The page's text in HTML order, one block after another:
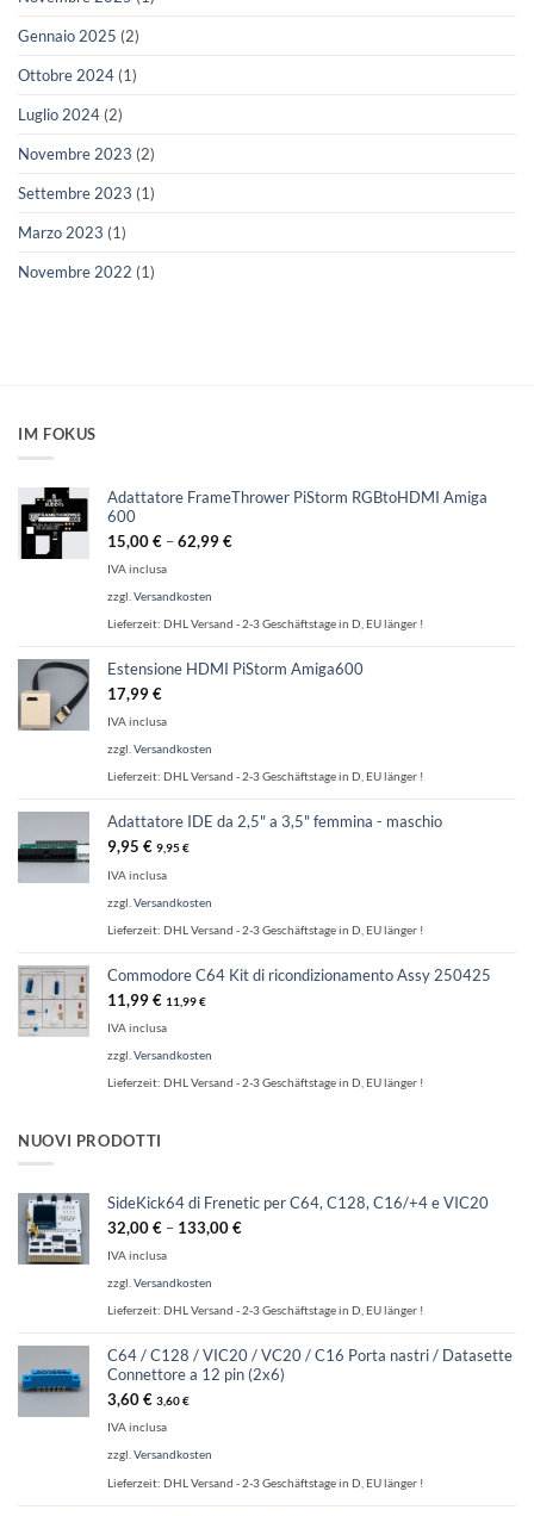
Gennaio 2025 (2)
Ottobre 2024 (1)
Luglio 2024 (2)
Novembre 2023 (2)
Settembre 2023 (1)
Marzo 2023 (1)
Novembre 2022 (1)
IM FOKUS
Adattatore FrameThrower PiStorm RGBtoHDMI Amiga
600
15,00€ –62,99€
IVA inclusa
zzgl. Versandkosten
Lieferzeit: DHL Versand - 2-3 Geschäftstage in D, EU länger !
Estensione HDMI PiStorm Amiga600
17,99€
IVA inclusa
zzgl. Versandkosten
Lieferzeit: DHL Versand - 2-3 Geschäftstage in D, EU länger !
Adattatore IDE da 2,5" a 3,5" femmina - maschio
9,95 € 9,95€
IVA inclusa
zzgl. Versandkosten
Lieferzeit: DHL Versand - 2-3 Geschäftstage in D, EU länger !
Commodore C64 Kit di ricondizionamento Assy 250425
11,99€ 11,99€
IVA inclusa
zzgl. Versandkosten
Lieferzeit: DHL Versand - 2-3 Geschäftstage in D, EU länger !
NUOVI PRODOTTI
SideKick64 di Frenetic per C64, C128, C16/+4 e VIC20
32,00€ – 133,00€
IVA inclusa
zzgl. Versandkosten
Lieferzeit: DHL Versand - 2-3 Geschäftstage in D, EU länger !
C64 / C128 / VIC20 / VC20 / C16 Porta nastri / Datasette
Connettore a 12 pin (2x6)
3,60€ 3,60€
IVA inclusa
zzgl.Versandkosten
Lieferzeit: DHL Versand - 2-3 Geschäftstage in D, EU länger !